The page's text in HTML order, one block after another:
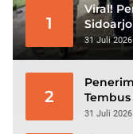
1
Viral!
Klarifikasi
31 Juli 2026
2
Tembus
Rp56,3
31 Juli 2026